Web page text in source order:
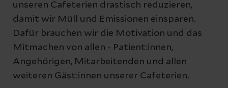
unseren Cafeterien drastisch reduzieren,
damit wir Müll und Emissionen einsparen.
Dafür brauchen wir die Motivation und das
Mitmachen von allen - Patient:innen,
Angehörigen, Mitarbeitenden und allen
weiteren Gäst:innen unserer Cafeterien.